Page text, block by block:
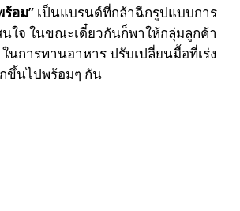
ร้อม” เป็นแบรนด์ที่กล้าฉีกรูปแบบการ
ใจ ในขณะเดี๋ยวกันก็พาให้กลุ่มลูกค้า
นการทานอาหาร ปรับเปลี่ยนมื้อที่เร่ง
ขึ้นไปพร้อมๆ กัน